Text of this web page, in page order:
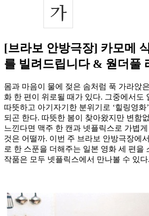
[브라보 안방극장] 카모메
를 빌려드립니다 & 웓더풀
몸과 마음이 물에 젖은 솜처럼 푹 가라앉
화 한 편이 위로될 때가 있다. 그중에서도
따뜻하고 아기자기한 분위기로 ‘힐링영화
되곤 한다. 따뜻한 봄이 찾아왔지만 변함
느낀다면 맥주 한 캔과 넷플릭스로 가볍
것은 어떨까. 이번 주 브라보 안방극장에
로 한 스푼을 더해주는 일본 영화 세 편을
작품은 모두 넷플릭스에서 만나볼 수 있다.